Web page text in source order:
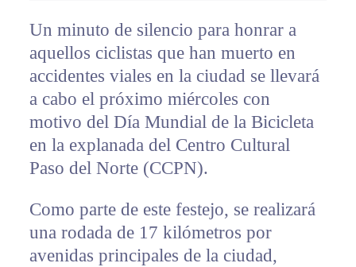
Un minuto de silencio para honrar a
aquellos ciclistas que han muerto en
accidentes viales en la ciudad se llevará
a cabo el próximo miércoles con
motivo del Día Mundial de la Bicicleta
en la explanada del Centro Cultural
Paso del Norte (CCPN).
Como parte de este festejo, se realizará
una rodada de 17 kilómetros por
avenidas principales de la ciudad,